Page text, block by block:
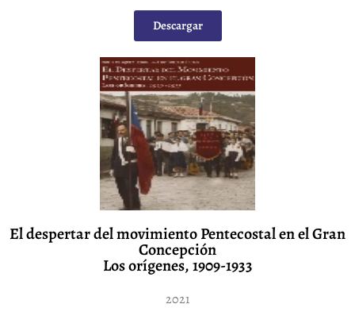
Descargar
El despertar del movimiento Pentecostal en el Gran
Concepción
Los orígenes, 1909-1933
2021